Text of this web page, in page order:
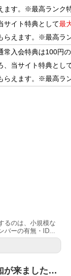
ます。※最高ランク
サイト特典として最
らえます。※最高ラ
常入会特典は100円
、当サイト特典とし
らえます。※最高ラ
るのは、小規模な
ーの有無・ID...
が来ました…